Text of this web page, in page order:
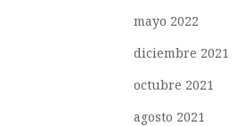
mayo 2022
diciembre 2021
octubre 2021
agosto 2021